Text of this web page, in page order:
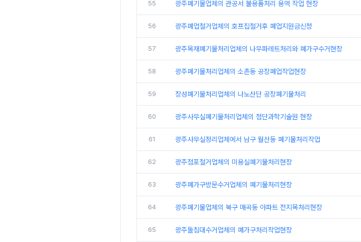
55 광주폐기물업체의 관공서 불용품처리 용역 작업 현장
56 광주폐업철거업체의 호프집철거후 폐업지원금신청
57 광주목재폐기물처리업체의 나무파레트처리와 폐가구수거현장
58 광주폐기물처리업체의 소촌동 공장폐업작업현장
59 장성폐기물처리업체의 나노산단 공장폐기물처리
60 광주사무실폐기물처리업체의 첨단과학기술원 현장
61 광주사무실정리업체에서 남구 월산동 폐기물처리작업
62 광주점포철거업체의 미용실폐기물처리현장
63 광주폐가구방문수거업체의 폐기물처리현장
64 광주폐기물업체의 북구 매곡동 아파트 전지목처리현장
65 광주돌침대수거업체의 폐가구처리작업현장